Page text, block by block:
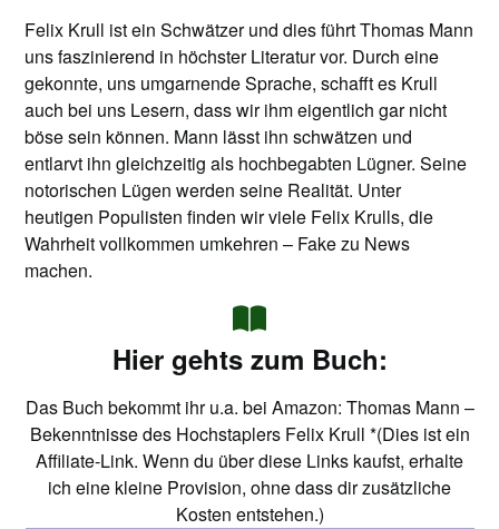
Felix Krull ist ein Schwätzer und dies führt Thomas Mann
uns faszinierend in höchster Literatur vor. Durch eine
gekonnte, uns umgarnende Sprache, schafft es Krull
auch bei uns Lesern, dass wir ihm eigentlich gar nicht
böse sein können. Mann lässt ihn schwätzen und
entlarvt ihn gleichzeitig als hochbegabten Lügner. Seine
notorischen Lügen werden seine Realität. Unter
heutigen Populisten finden wir viele Felix Krulls, die
Wahrheit vollkommen umkehren – Fake zu News
machen.
Hier gehts zum Buch:
Das Buch bekommt ihr u.a. bei Amazon: Thomas Mann –
Bekenntnisse des Hochstaplers Felix Krull *(Dies ist ein
Affiliate-Link. Wenn du über diese Links kaufst, erhalte
ich eine kleine Provision, ohne dass dir zusätzliche
Kosten entstehen.)